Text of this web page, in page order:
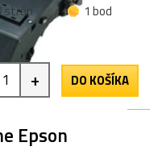
strán
1 bod
+ DO KOŠÍKA
Epson